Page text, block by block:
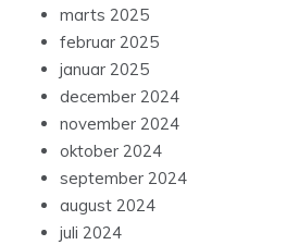
marts 2025
februar 2025
januar 2025
december 2024
november 2024
oktober 2024
september 2024
august 2024
juli 2024